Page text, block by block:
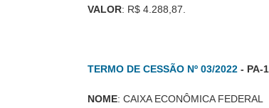
VALOR: R$ 4.288,87.
TERMO DE CESSÃO Nº 03/2022- PA-
NOME: CAIXA ECONÔMICA FEDERAL